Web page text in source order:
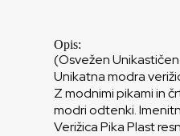
Opis:
(Osvežen
Unikatna modra
Z modnimi pikami in
modri odtenki.
Verižica Pika Plast